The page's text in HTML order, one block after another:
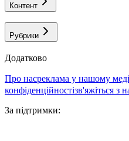
Контент
Рубрики
Додатково
про насреклама у нашому
конфіденційностізв'яжіться з
За підтримки: